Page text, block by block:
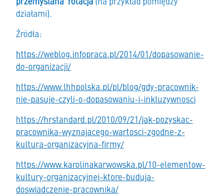
działami).
Źródła:
https://weblog.infopraca.pl/2014/01/dopasowanie-
do-organizacji/
https://www.lhhpolska.pl/pl/blog/gdy-pracownik-
nie-pasuje-czyli-o-dopasowaniu-i-inkluzywnosci
https://hrstandard.pl/2010/09/21/jak-pozyskac-
pracownika-wyznajacego-wartosci-zgodne-z-
kultura-organizacyjna-firmy/
https://www.karolinakarwowska.pl/10-elementow-
kultury-organizacyjnej-ktore-buduja-
doswiadczenie-pracownika/